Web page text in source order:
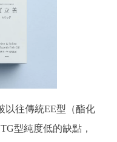
以往傳統EE型（酯化
型純度低的缺點，